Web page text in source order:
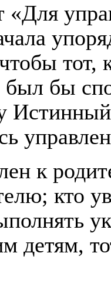
«Для
бы
к
кто
детям,